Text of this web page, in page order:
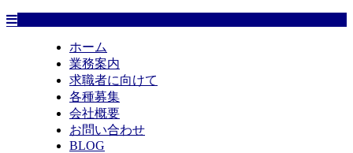
ホーム
業務案内
求職者に向けて
各種募集
会社概要
お問い合わせ
BLOG